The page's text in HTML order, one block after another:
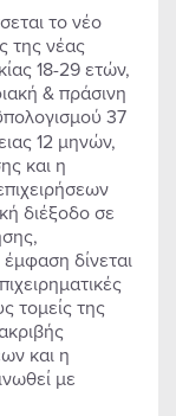
το νέο
της νέας
18-29 ετών,
& πράσινη
37
12 μηνών,
και η
διέξοδο σε
έμφαση δίνεται
τομείς της
και η
με